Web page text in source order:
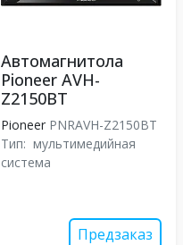
Автомагнитола
Pioneer AVH-
Z2150BT
Pioneer PNRAVH-Z2150BT
Тип: мультимедийная
система
Предзаказ